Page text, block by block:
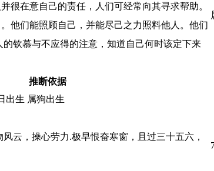
很在意自己的责任，人们可经常向其寻求帮助。
他们能照顾自己，并能尽己之力照料他人。他们
钦慕与不应得的注意，知道自己何时该定下来
推断依据
出生 属狗出生
云，操心劳力.极早恨奋寒窗，且过三十五六，